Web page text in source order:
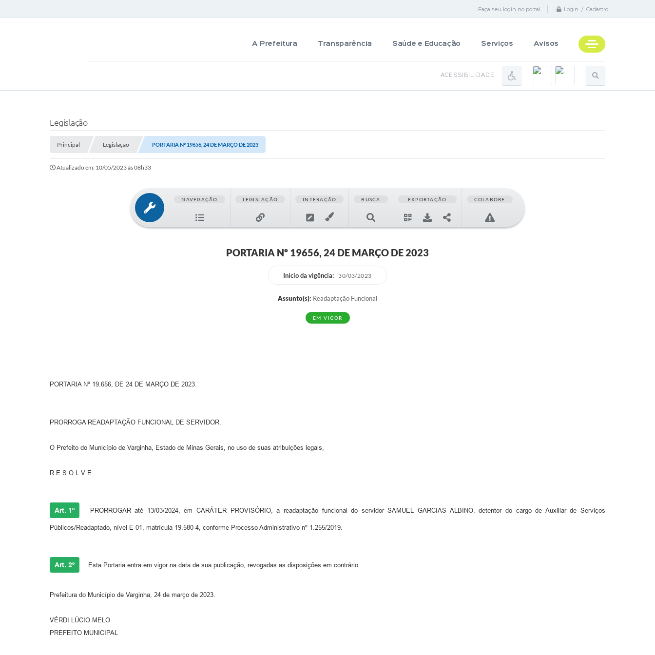
Faça seu login no portal Login / Cadastro
A Prefeitura Transparência Saúde e Educação Serviços Avisos
ACESSIBILIDADE
Legislação
Principal Legislação PORTARIA Nº 19656, 24 DE MARÇO DE 2023
Atualizado em: 10/05/2023 às 08h33
NAVEGAÇÃO LEGISLAÇÃO INTERAÇÃO BUSCA EXPORTAÇÃO COLABORE
PORTARIA Nº 19656, 24 DE MARÇO DE 2023
Início da vigência: 30/03/2023
Assunto(s): Readaptação Funcional
EM VIGOR
PORTARIA Nº 19.656, DE 24 DE MARÇO DE 2023.
PRORROGA READAPTAÇÃO FUNCIONAL DE SERVIDOR.
O Prefeito do Município de Varginha, Estado de Minas Gerais, no uso de suas atribuições legais,
R E S O L V E :
Art. 1º PRORROGAR até 13/03/2024, em CARÁTER PROVISÓRIO, a readaptação funcional do servidor SAMUEL GARCIAS ALBINO, detentor do cargo de Auxiliar de Serviços
Públicos/Readaptado, nível E-01, matrícula 19.580-4, conforme Processo Administrativo nº 1.255/2019.
Art. 2º Esta Portaria entra em vigor na data de sua publicação, revogadas as disposições em contrário.
Prefeitura do Município de Varginha, 24 de março de 2023.
VÉRDI LÚCIO MELO
PREFEITO MUNICIPAL